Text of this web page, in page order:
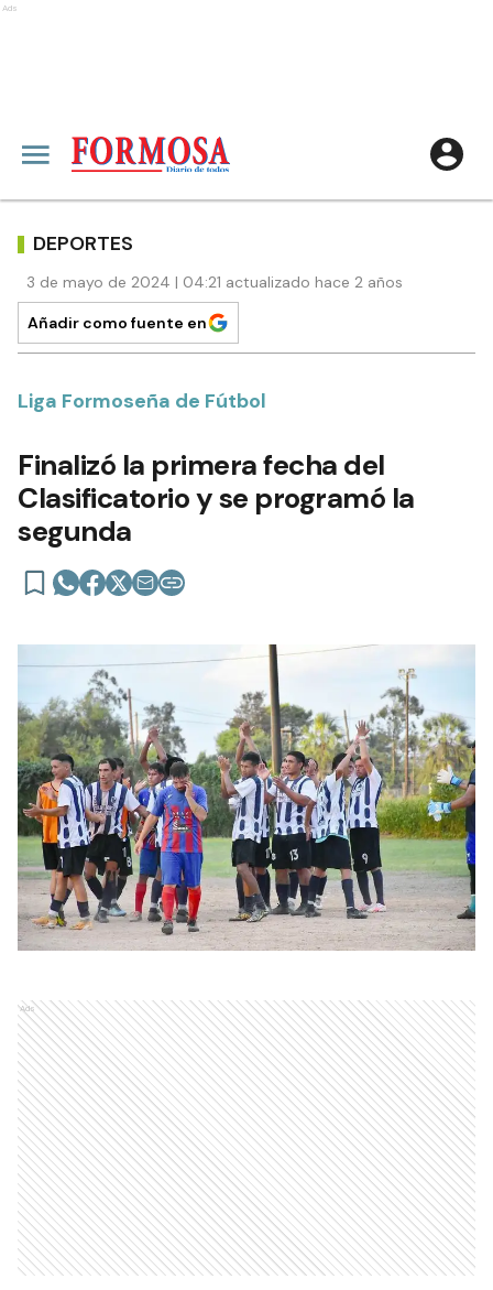
Ads
DEPORTES
3 de mayo de 2024 | 04:21 actualizado hace 2 años
Añadir como fuente en
Liga Formoseña de Fútbol
Finalizó la primera fecha del
Clasificatorio y se programó la
segunda
Ads